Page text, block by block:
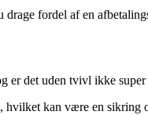
fordel af en
er det uden tvivl ikke super
kan være en sikring